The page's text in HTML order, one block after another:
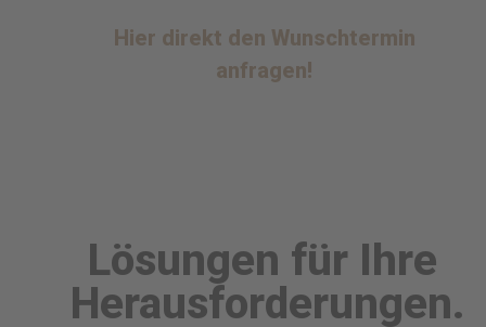
Hier direkt den Wunschtermin
anfragen!
Lösungen für Ihre
Herausforderungen.